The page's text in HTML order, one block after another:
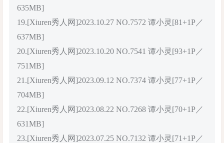
635MB]
19.[Xiuren秀人网]2023.10.27 NO.7572 谭小灵[81+1P／
637MB]
20.[Xiuren秀人网]2023.10.20 NO.7541 谭小灵[93+1P／
751MB]
21.[Xiuren秀人网]2023.09.12 NO.7374 谭小灵[77+1P／
704MB]
22.[Xiuren秀人网]2023.08.22 NO.7268 谭小灵[70+1P／
631MB]
23.[Xiuren秀人网]2023.07.25 NO.7132 谭小灵[71+1P／